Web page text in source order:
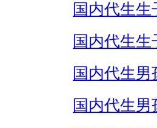
国内代生生
国内代生生
国内代生男
国内代生男